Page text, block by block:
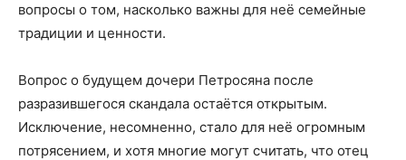
вопросы о том, насколько важны для неё семейные
традиции и ценности.
Вопрос о будущем дочери Петросяна после
разразившегося скандала остаётся открытым.
Исключение, несомненно, стало для неё огромным
потрясением, и хотя многие могут считать, что отец